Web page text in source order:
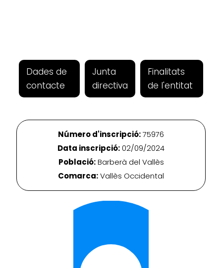
Dades de
contacte
Junta
directiva
Finalitats
de l'entitat
Número d'inscripció:75976
Data inscripció:02/09/2024
Població:Barberà del Vallès
Comarca:Vallès Occidental